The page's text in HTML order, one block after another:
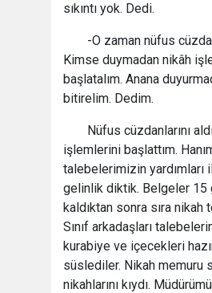
sıkıntı yok. Dedi.
-O zaman nüfus
Kimse duymadan nikâh
başlatalım. Anana
bitirelim. Dedim.
Nüfus cüzdanlarını
işlemlerini başlattım.
talebelerimizin yardımları
gelinlik diktik. Belgeler 15
kaldıktan sonra sıra nikah
Sınıf arkadaşları
kurabiye ve içecekleri
süslediler. Nikah memuru
nikahlarını kıydı.